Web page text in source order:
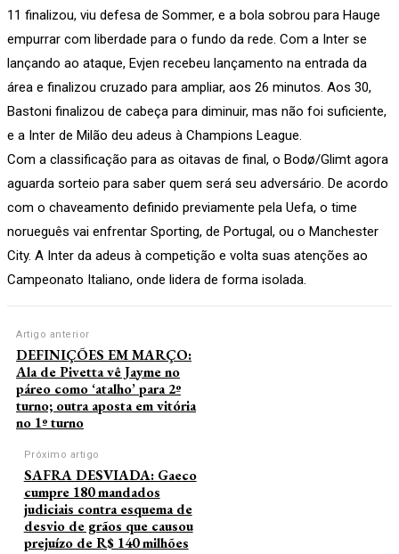
11 finalizou, viu defesa de Sommer, e a bola sobrou para Hauge
empurrar com liberdade para o fundo da rede. Com a Inter se
lançando ao ataque, Evjen recebeu lançamento na entrada da
área e finalizou cruzado para ampliar, aos 26 minutos. Aos 30,
Bastoni finalizou de cabeça para diminuir, mas não foi suficiente,
e a Inter de Milão deu adeus à Champions League.
Com a classificação para as oitavas de final, o Bodø/Glimt agora
aguarda sorteio para saber quem será seu adversário. De acordo
com o chaveamento definido previamente pela Uefa, o time
norueguês vai enfrentar Sporting, de Portugal, ou o Manchester
City. A Inter da adeus à competição e volta suas atenções ao
Campeonato Italiano, onde lidera de forma isolada.
Artigo anterior
DEFINIÇÕES EM MARÇO:
Ala de Pivetta vê Jayme no
páreo como ‘atalho’ para 2º
turno; outra aposta em vitória
no 1º turno
Próximo artigo
SAFRA DESVIADA: Gaeco
cumpre 180 mandados
judiciais contra esquema de
desvio de grãos que causou
prejuízo de R$ 140 milhões